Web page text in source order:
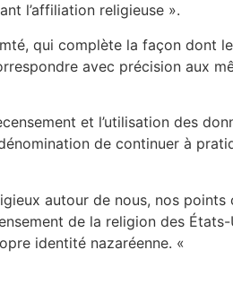
l’affiliation religieuse ».
qui complète la façon dont
avec précision aux
et l’utilisation des
de continuer à
autour de nous, nos
de la religion des
identité nazaréenne. «